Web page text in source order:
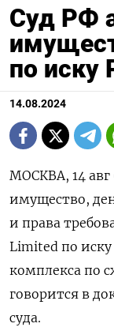
Суд РФ
по иску
14.08.2024
МОСКВА, 14 авг
имущество,
и права
Limited по иску
комплекса по
говорится в
суда.